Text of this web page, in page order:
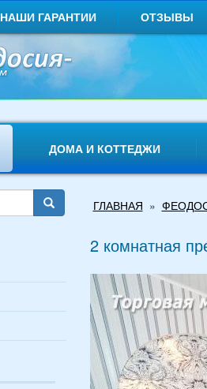
НАШИ ГАРАНТИИ ОТЗЫВЫ
ДОМА И КОТТЕДЖИ
здесь
ГЛАВНАЯ »
2 комнатная